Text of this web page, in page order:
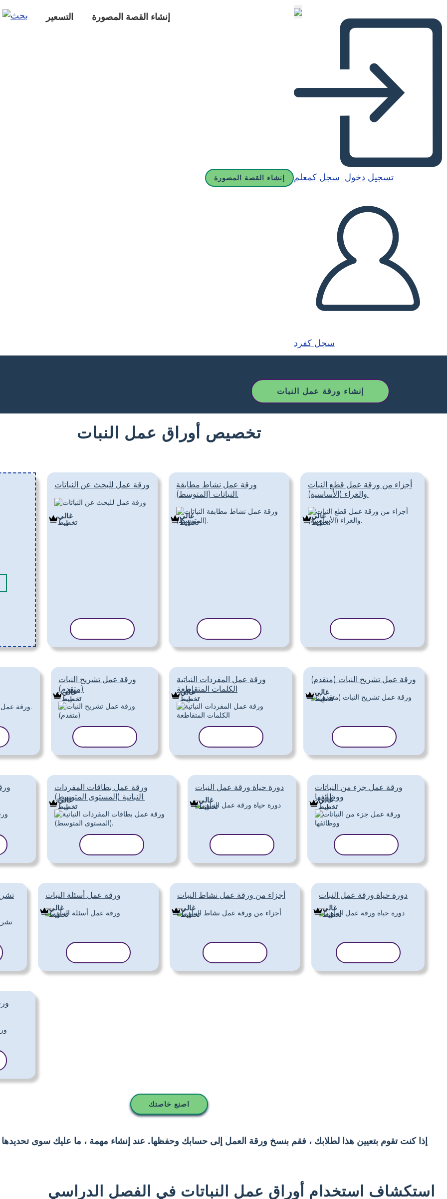
التسعير إنشاء القصة المصورة
إنشاء القصة المصورة تسجيل دخول سجل كمعلم
سجل كفرد
إنشاء ورقة عمل النبات
تخصيص أوراق عمل النبات
ورقة عمل للبحث عن النباتات
غالي
تَخطِيط
ورقة عمل نشاط مطابقة
النباتات (المتوسط).
غالي
تَخطِيط
أجزاء من ورقة عمل قطع النبات
والغراء (الأساسية).
غالي
تَخطِيط
ورقة عمل تشريح النبات
(متقدم)
غالي
تَخطِيط
ورقة عمل المفردات النباتية
الكلمات المتقاطعة
غالي
تَخطِيط
ورقة عمل تشريح النبات (متقدم)
غالي
تَخطِيط
ورقة عمل بطاقات المفردات
النباتية (المستوى المتوسط).
غالي
تَخطِيط
دورة حياة ورقة عمل النبات
غالي
تَخطِيط
ورقة عمل جزء من النباتات
ووظائفها
غالي
تَخطِيط
ورقة عمل أسئلة النبات
غالي
تَخطِيط
أجزاء من ورقة عمل نشاط النبات
غالي
تَخطِيط
دورة حياة ورقة عمل النبات
غالي
تَخطِيط
اصنع خاصتك
إذا كنت تقوم بتعيين هذا لطلابك ، فقم بنسخ ورقة العمل إلى حسابك وحفظها. عند إنشاء مهمة ، ما عليك سوى
استكشاف استخدام أوراق عمل النباتات في الفصل الدراسي